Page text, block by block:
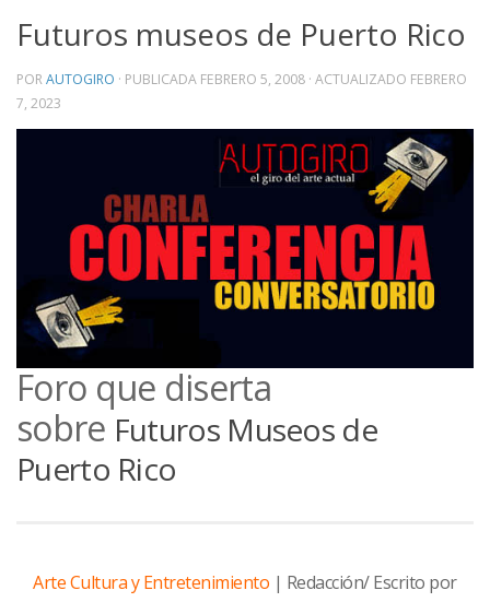
Futuros museos de Puerto Rico
PORAUTOGIRO · PUBLICADA FEBRERO 5, 2008 · ACTUALIZADO FEBRERO
7, 2023
Foro que diserta
sobre Futuros Museos de
Puerto Rico
Arte Cultura y Entretenimiento | Redacción/ Escrito por